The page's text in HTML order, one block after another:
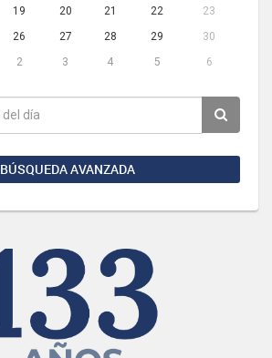
19 20 21 22
23
26 27 28 29
30
2 3 4 5 6
BÚSQUEDA AVANZADA